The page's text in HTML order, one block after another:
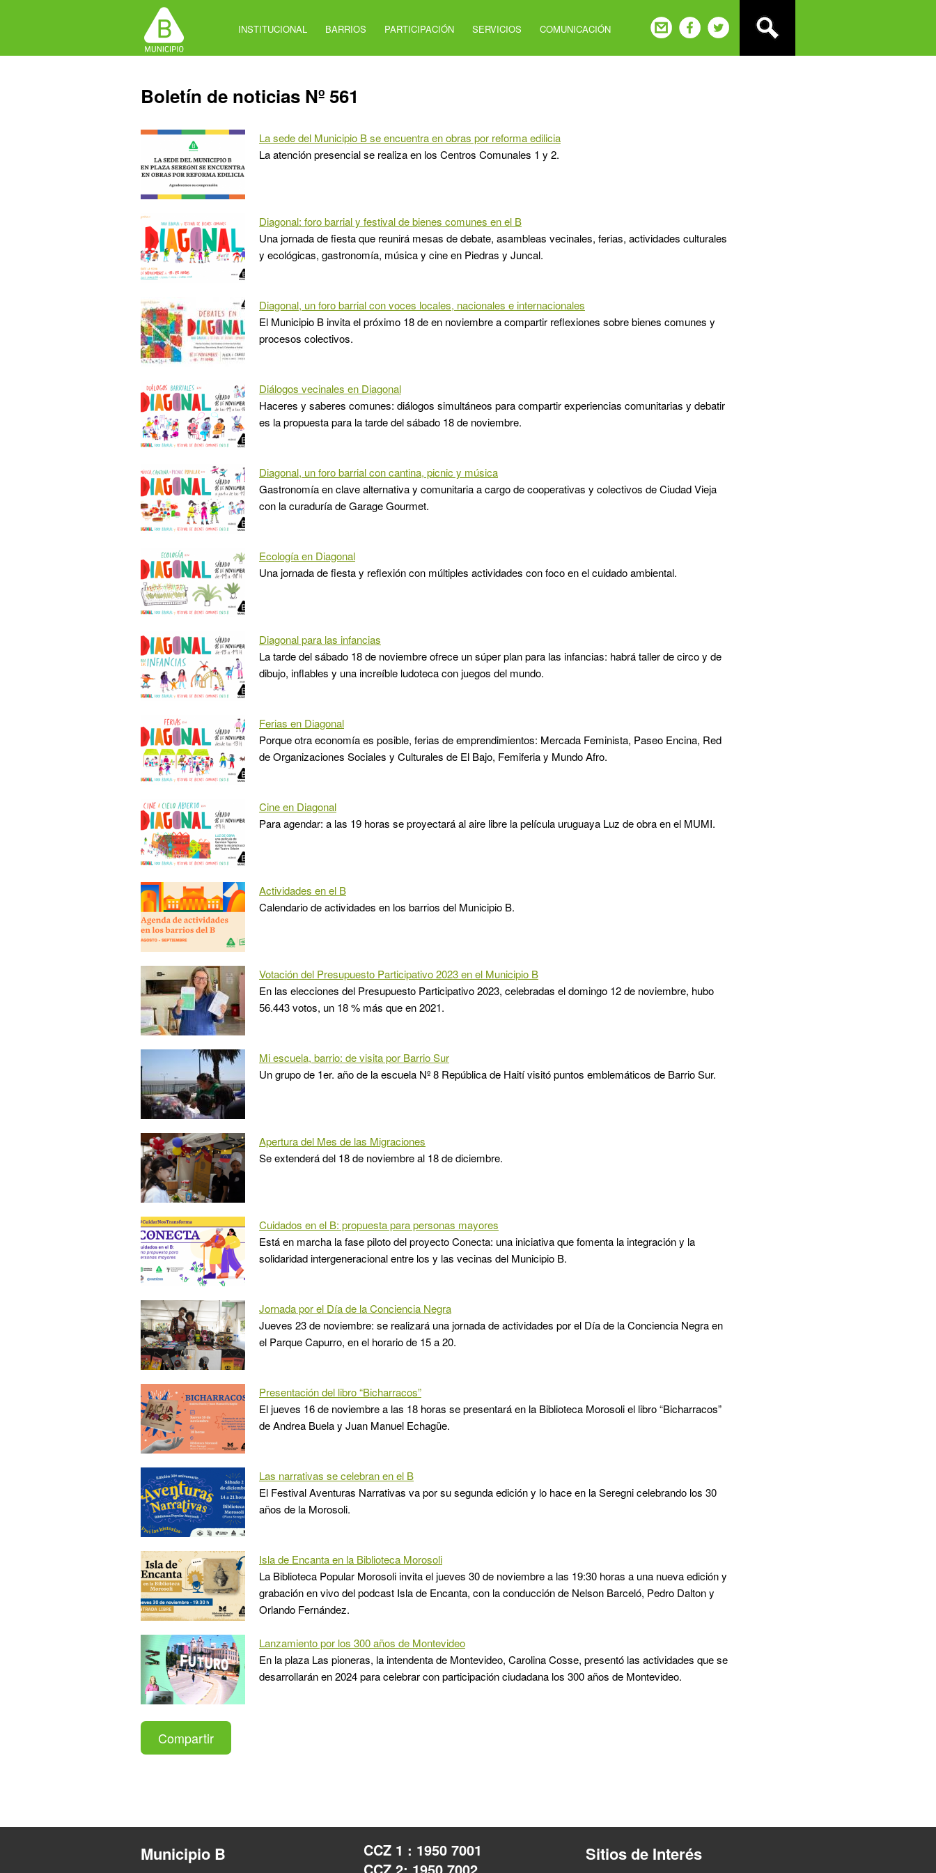
INSTITUCIONAL BARRIOS PARTICIPACIÓN SERVICIOS COMUNICACIÓN
Back
to
Boletín de noticias Nº 561
La sede del Municipio B se encuentra en obras por reforma edilicia
La atención presencial se realiza en los Centros Comunales 1 y 2.
Diagonal: foro barrial y festival de bienes comunes en el B
Una jornada de fiesta que reunirá mesas de debate, asambleas vecinales, ferias, actividades culturales
y ecológicas, gastronomía, música y cine en Piedras y Juncal.
Diagonal, un foro barrial con voces locales, nacionales e internacionales
El Municipio B invita el próximo 18 de en noviembre a compartir reflexiones sobre bienes comunes y
procesos colectivos.
Diálogos vecinales en Diagonal
Haceres y saberes comunes: diálogos simultáneos para compartir experiencias comunitarias y debatir
es la propuesta para la tarde del sábado 18 de noviembre.
Diagonal, un foro barrial con cantina, picnic y música
Gastronomía en clave alternativa y comunitaria a cargo de cooperativas y colectivos de Ciudad Vieja
con la curaduría de Garage Gourmet.
Ecología en Diagonal
Una jornada de fiesta y reflexión con múltiples actividades con foco en el cuidado ambiental.
Diagonal para las infancias
La tarde del sábado 18 de noviembre ofrece un súper plan para las infancias: habrá taller de circo y de
dibujo, inflables y una increíble ludoteca con juegos del mundo.
Ferias en Diagonal
Porque otra economía es posible, ferias de emprendimientos: Mercada Feminista, Paseo Encina, Red
de Organizaciones Sociales y Culturales de El Bajo, Femiferia y Mundo Afro.
Cine en Diagonal
Para agendar: a las 19 horas se proyectará al aire libre la película uruguaya Luz de obra en el MUMI.
Actividades en el B
Calendario de actividades en los barrios del Municipio B.
Votación del Presupuesto Participativo 2023 en el Municipio B
En las elecciones del Presupuesto Participativo 2023, celebradas el domingo 12 de noviembre, hubo
56.443 votos, un 18 % más que en 2021.
Mi escuela, barrio: de visita por Barrio Sur
Un grupo de 1er. año de la escuela Nº 8 República de Haití visitó puntos emblemáticos de Barrio Sur.
Apertura del Mes de las Migraciones
Se extenderá del 18 de noviembre al 18 de diciembre.
Cuidados en el B: propuesta para personas mayores
Está en marcha la fase piloto del proyecto Conecta: una iniciativa que fomenta la integración y la
solidaridad intergeneracional entre los y las vecinas del Municipio B.
Jornada por el Día de la Conciencia Negra
Jueves 23 de noviembre: se realizará una jornada de actividades por el Día de la Conciencia Negra en
el Parque Capurro, en el horario de 15 a 20.
Presentación del libro “Bicharracos”
El jueves 16 de noviembre a las 18 horas se presentará en la Biblioteca Morosoli el libro “Bicharracos”
de Andrea Buela y Juan Manuel Echagüe.
Las narrativas se celebran en el B
El Festival Aventuras Narrativas va por su segunda edición y lo hace en la Seregni celebrando los 30
años de la Morosoli.
Isla de Encanta en la Biblioteca Morosoli
La Biblioteca Popular Morosoli invita el jueves 30 de noviembre a las 19:30 horas a una nueva edición y
grabación en vivo del podcast Isla de Encanta, con la conducción de Nelson Barceló, Pedro Dalton y
Orlando Fernández.
Lanzamiento por los 300 años de Montevideo
En la plaza Las pioneras, la intendenta de Montevideo, Carolina Cosse, presentó las actividades que se
desarrollarán en 2024 para celebrar con participación ciudadana los 300 años de Montevideo.
Compartir
Municipio B
CCZ 1 : 1950 7001
CCZ 2: 1950 7002
Sitios de Interés